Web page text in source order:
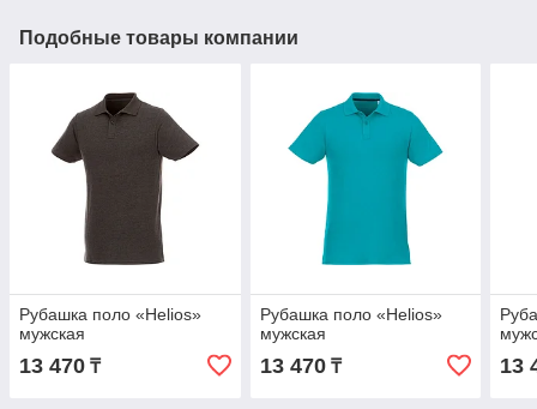
Подобные товары компании
Рубашка поло «Helios»
мужская
13 470 ₸
Рубашка поло «Helios»
мужская
13 470₸ 13